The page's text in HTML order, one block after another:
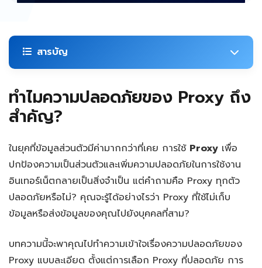
สารบัญ
ทำไมความปลอดภัยของ Proxy ถึงสำคัญ?
ภัยคุกคามที่พบบ่อยเมื่อใช้ Proxy
1. Data Logging และการเก็บข้อมูล
2. Man-in-the-Middle (MITM) Attack
3. DNS Leaks
4. IP Leaks
ทำไมความปลอดภัยของ Proxy ถึง
สำคัญ?
ในยุคที่ข้อมูลส่วนตัวมีค่ามากกว่าที่เคย การใช้ Proxy เพื่อ
ปกป้องความเป็นส่วนตัวและเพิ่มความปลอดภัยในการใช้งาน
อินเทอร์เน็ตกลายเป็นสิ่งจำเป็น แต่คำถามคือ Proxy ทุกตัว
ปลอดภัยหรือไม่? คุณจะรู้ได้อย่างไรว่า Proxy ที่ใช้ไม่เก็บ
ข้อมูลหรือส่งข้อมูลของคุณไปยังบุคคลที่สาม?
บทความนี้จะพาคุณไปทำความเข้าใจเรื่องความปลอดภัยของ
Proxy แบบละเอียด ตั้งแต่การเลือก Proxy ที่ปลอดภัย การ